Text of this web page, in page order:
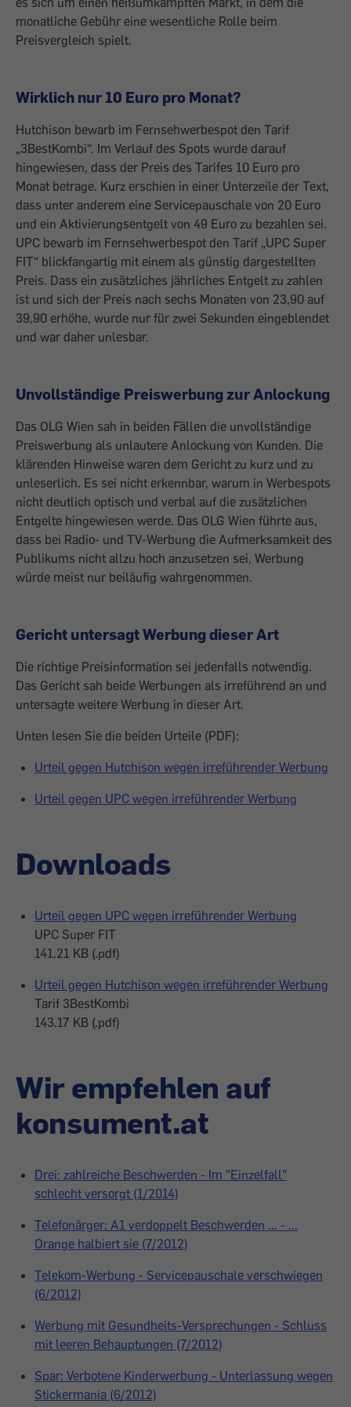
monatliche Gebühr eine wesentliche Rolle beim
Preisvergleich spielt.
Wirklich nur 10 Euro pro Monat?
Hutchison bewarb im Fernsehwerbespot den Tarif
„3BestKombi“. Im Verlauf des Spots wurde darauf
hingewiesen, dass der Preis des Tarifes 10 Euro pro
Monat betrage. Kurz erschien in einer Unterzeile der Text,
dass unter anderem eine Servicepauschale von 20 Euro
und ein Aktivierungsentgelt von 49 Euro zu bezahlen sei.
UPC bewarb im Fernsehwerbespot den Tarif „UPC Super
FIT“ blickfangartig mit einem als günstig dargestellten
Preis. Dass ein zusätzliches jährliches Entgelt zu zahlen
ist und sich der Preis nach sechs Monaten von 23,90 auf
39,90 erhöhe, wurde nur für zwei Sekunden eingeblendet
und war daher unlesbar.
Unvollständige Preiswerbung zur Anlockung
Das OLG Wien sah in beiden Fällen die unvollständige
Preiswerbung als unlautere Anlockung von Kunden. Die
klärenden Hinweise waren dem Gericht zu kurz und zu
unleserlich. Es sei nicht erkennbar, warum in Werbespots
nicht deutlich optisch und verbal auf die zusätzlichen
Entgelte hingewiesen werde. Das OLG Wien führte aus,
dass bei Radio- und TV-Werbung die Aufmerksamkeit des
Publikums nicht allzu hoch anzusetzen sei, Werbung
würde meist nur beiläufig wahrgenommen.
Gericht untersagt Werbung dieser Art
Die richtige Preisinformation sei jedenfalls notwendig.
Das Gericht sah beide Werbungen als irreführend an und
untersagte weitere Werbung in dieser Art.
Unten lesen Sie die beiden Urteile (PDF):
Urteil gegen Hutchison wegen irreführender Werbung
Urteil gegen UPC wegen irreführender Werbung
Downloads
Urteil gegen UPC wegen irreführender Werbung
UPC Super FIT
141.21 KB (.pdf)
Urteil gegen Hutchison wegen irreführender Werbung
Tarif 3BestKombi
143.17 KB (.pdf)
Wir empfehlen auf
konsument.at
Drei: zahlreiche Beschwerden - Im "Einzelfall"
schlecht versorgt (1/2014)
Telefonärger: A1 verdoppelt Beschwerden ... - ...
Orange halbiert sie (7/2012)
Telekom-Werbung - Servicepauschale verschwiegen
(6/2012)
Werbung mit Gesundheits-Versprechungen - Schluss
mit leeren Behauptungen (7/2012)
Spar: Verbotene Kinderwerbung - Unterlassung wegen
Stickermania (6/2012)